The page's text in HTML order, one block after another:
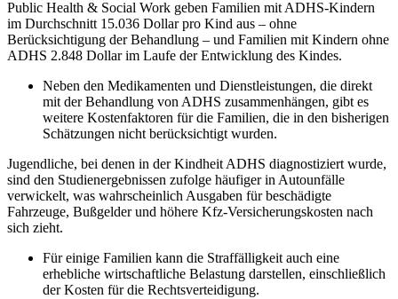
Public Health & Social Work geben Familien mit ADHS-Kindern
im Durchschnitt 15.036 Dollar pro Kind aus – ohne
Berücksichtigung der Behandlung – und Familien mit Kindern ohne
ADHS 2.848 Dollar im Laufe der Entwicklung des Kindes.
Neben den Medikamenten und Dienstleistungen, die direkt
mit der Behandlung von ADHS zusammenhängen, gibt es
weitere Kostenfaktoren für die Familien, die in den bisherigen
Schätzungen nicht berücksichtigt wurden.
Jugendliche, bei denen in der Kindheit ADHS diagnostiziert wurde,
sind den Studienergebnissen zufolge häufiger in Autounfälle
verwickelt, was wahrscheinlich Ausgaben für beschädigte
Fahrzeuge, Bußgelder und höhere Kfz-Versicherungskosten nach
sich zieht.
Für einige Familien kann die Straffälligkeit auch eine
erhebliche wirtschaftliche Belastung darstellen, einschließlich
der Kosten für die Rechtsverteidigung.